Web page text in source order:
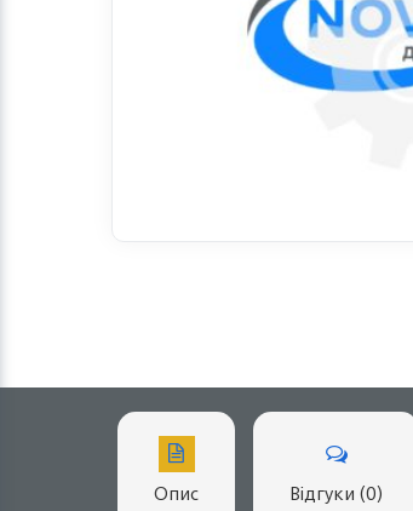
Опис Відгуки (0)